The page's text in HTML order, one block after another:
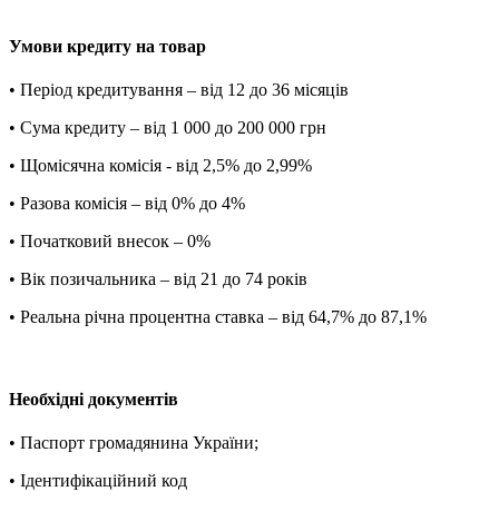
Умови кредиту на товар
• Період кредитування – від 12 до 36 місяців
• Сума кредиту – від 1 000 до 200 000 грн
• Щомісячна комісія - від 2,5% до 2,99%
• Разова комісія – від 0% до 4%
• Початковий внесок – 0%
• Вік позичальника – від 21 до 74 років
• Реальна річна процентна ставка – від 64,7% до 87,1%
Необхідні документів
• Паспорт громадянина України;
• Ідентифікаційний код